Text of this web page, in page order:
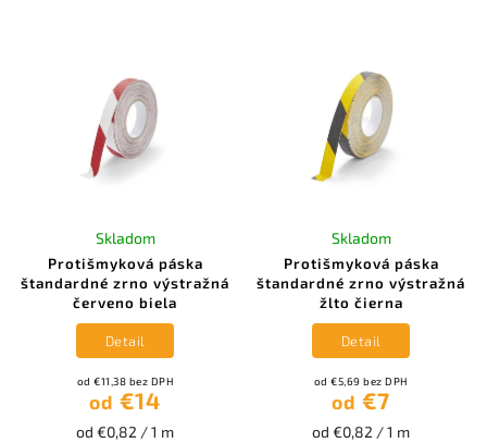
Protišmyková páska
štandardné zrno výstražná
červeno biela
Skladom
od €11,38 bez DPH
od €14
od €0,82 / 1 m
Detail
Protišmyková páska
štandardné zrno výstražná
žlto čierna
Skladom
od €5,69 bez DPH
od €7
od €0,82 / 1 m
Detail